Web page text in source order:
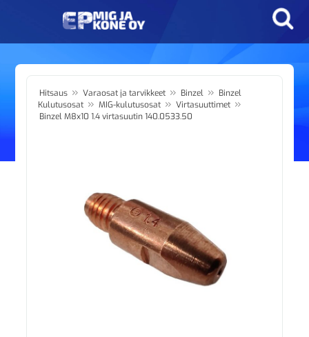
Hitsaus » Varaosat ja tarvikkeet » Binzel » Binzel
Kulutusosat » MIG-kulutusosat » Virtasuuttimet »
Binzel M8x10 1.4 virtasuutin 140.0533.50